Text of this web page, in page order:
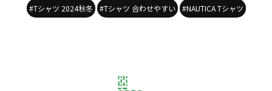
#Tシャツ 2024秋冬 #Tシャツ 合わせやすい #NAUTICA Tシャツ